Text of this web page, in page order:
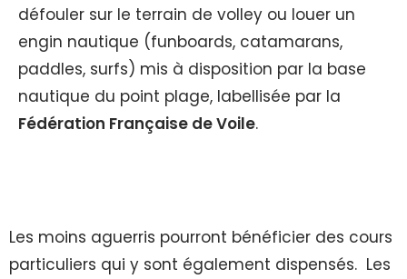
défouler sur le terrain de volley ou louer un
engin nautique (funboards, catamarans,
paddles, surfs) mis à disposition par la base
nautique du point plage, labellisée par la
Fédération Française de Voile.
Les moins aguerris pourront bénéficier des cours
particuliers qui y sont également dispensés. Les